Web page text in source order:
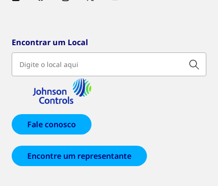
Encontrar um Local
Fale conosco
Encontre um representante